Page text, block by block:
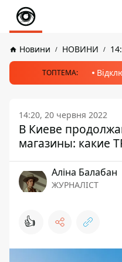
Новини НОВИНИ
ТОПТЕМА:
14:20, 20 червня 2022
В Киеве
магазины: какие
Аліна Балабан
ЖУРНАЛІСТ
👍